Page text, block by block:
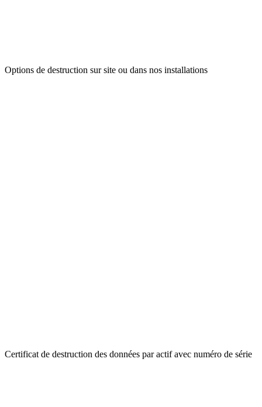
Options de destruction sur site ou dans nos installations
Certificat de destruction des données par actif avec numéro de série